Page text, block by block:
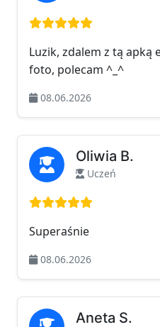
Ocena: 5 na 5
Luzik, zdalem z tą apką
foto, polecam ^_^
08.06.2026
Oliwia B.
Uczeń
Ocena: 5 na 5
Superaśnie
08.06.2026
Aneta S.